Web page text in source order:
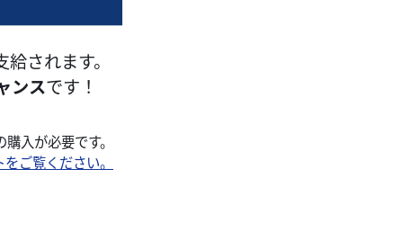
されます。
ンスです！
入が必要です。
ご覧ください。